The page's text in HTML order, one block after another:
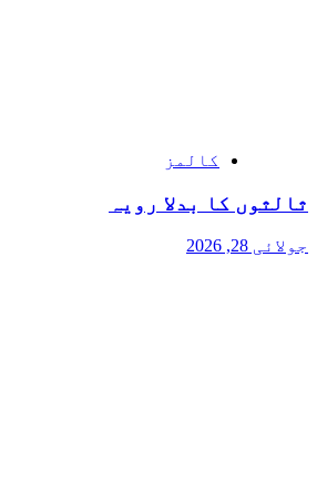
کالمز
ثالثوں کا بدلا رویہ
جولائی 28, 2026